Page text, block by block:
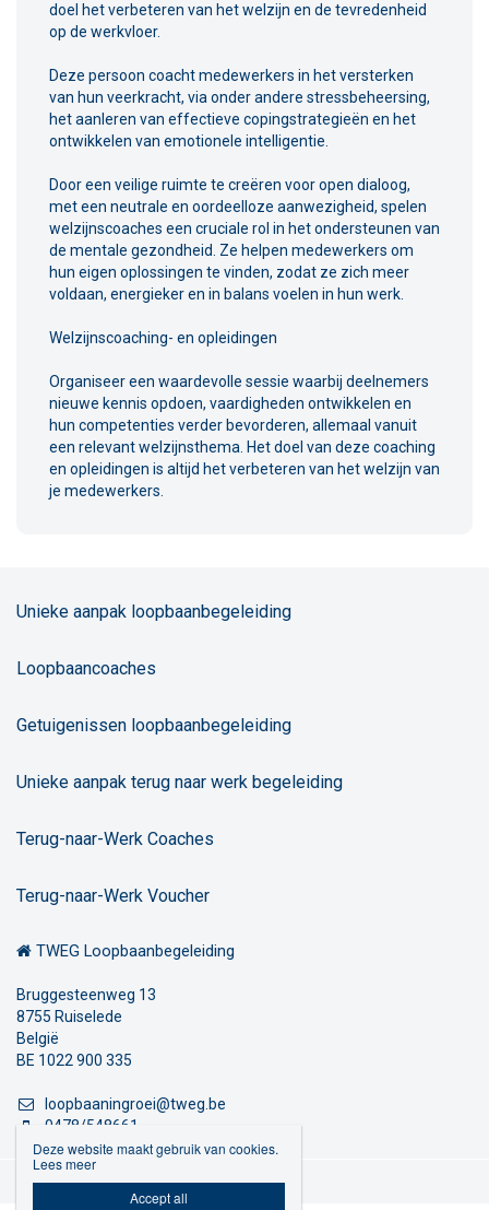
doel het verbeteren van het welzijn en de tevredenheid
op de werkvloer.
Deze persoon coacht medewerkers in het versterken
van hun veerkracht, via onder andere stressbeheersing,
het aanleren van effectieve copingstrategieën en het
ontwikkelen van emotionele intelligentie.
Door een veilige ruimte te creëren voor open dialoog,
met een neutrale en oordeelloze aanwezigheid, spelen
welzijnscoaches een cruciale rol in het ondersteunen van
de mentale gezondheid. Ze helpen medewerkers om
hun eigen oplossingen te vinden, zodat ze zich meer
voldaan, energieker en in balans voelen in hun werk.
Welzijnscoaching- en opleidingen
Organiseer een waardevolle sessie waarbij deelnemers
nieuwe kennis opdoen, vaardigheden ontwikkelen en
hun competenties verder bevorderen, allemaal vanuit
een relevant welzijnsthema. Het doel van deze coaching
en opleidingen is altijd het verbeteren van het welzijn van
je medewerkers.
Unieke aanpak loopbaanbegeleiding
Loopbaancoaches
Getuigenissen loopbaanbegeleiding
Unieke aanpak terug naar werk begeleiding
Terug-naar-Werk Coaches
Terug-naar-Werk Voucher
TWEG Loopbaanbegeleiding
Bruggesteenweg 13
8755 Ruiselede
België
BE 1022 900 335
loopbaaningroei@tweg.be
0478/548661
Privacybeleid
Deze website maakt gebruik van cookies.
Lees meer
Accept all